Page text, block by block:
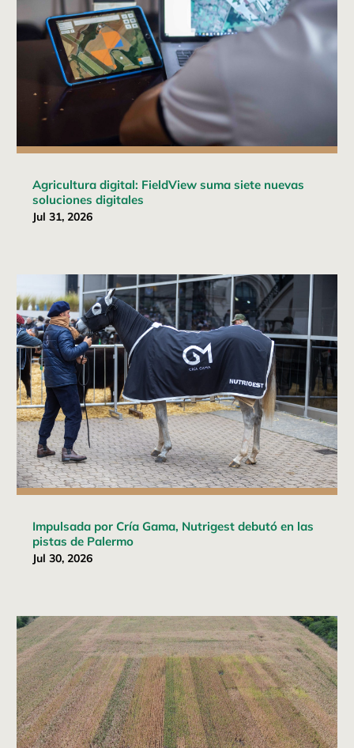
Agricultura digital: FieldView suma siete nuevas
soluciones digitales
Jul 31, 2026
Impulsada por Cría Gama, Nutrigest debutó en las
pistas de Palermo
Jul 30, 2026